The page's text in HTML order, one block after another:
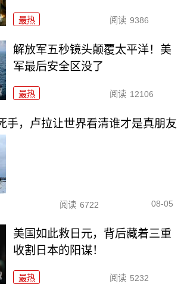
最热 阅读 9386
解放军五秒镜头颠覆太平洋！美
军最后安全区没了
最热 阅读 12106
手，卢拉让世界看清谁才是真朋友
阅读 6722 08-05
美国如此救日元，背后藏着三重
收割日本的阳谋！
最热 阅读 5232